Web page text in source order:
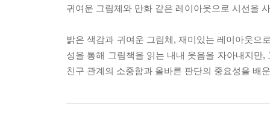
귀여운 그림체와 만화 같은 레이아웃으로 시선을
밝은 색감과 귀여운 그림체, 재미있는 레이아웃으
성을 통해 그림책을 읽는 내내 웃음을 자아내지만
친구 관계의 소중함과 올바른 판단의 중요성을 배